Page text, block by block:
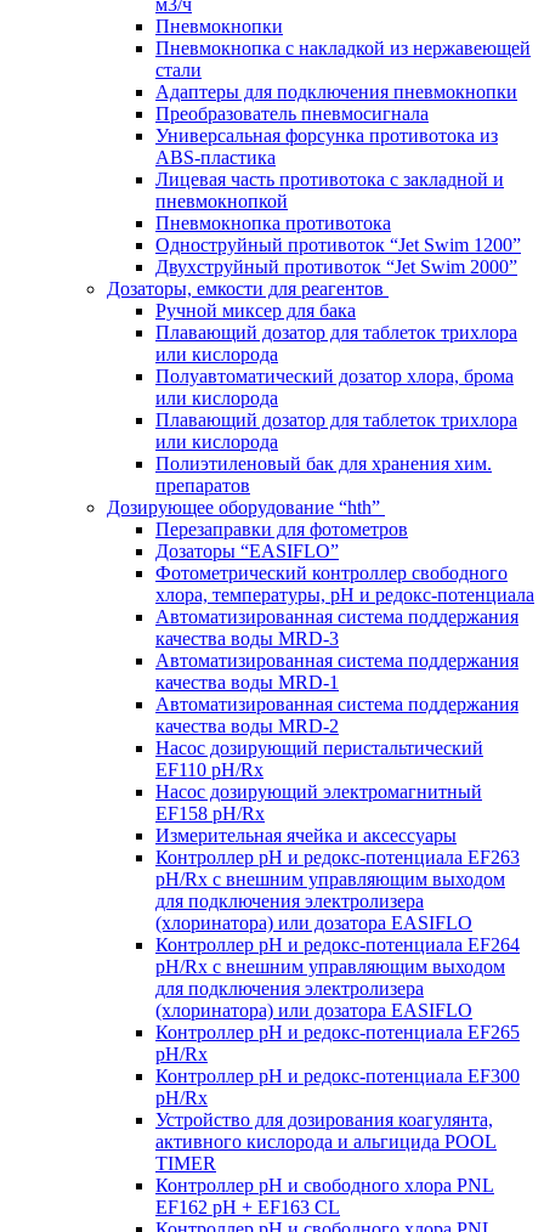
Пневмокнопки
Пневмокнопка с накладкой из нержавеющей
стали
Адаптеры для подключения пневмокнопки
Преобразователь пневмосигнала
Универсальная форсунка противотока из
ABS-пластика
Лицевая часть противотока с закладной и
пневмокнопкой
Пневмокнопка противотока
Одноструйный противоток “Jet Swim 1200”
Двухструйный противоток “Jet Swim 2000”
Дозаторы, емкости для реагентов
Ручной миксер для бака
Плавающий дозатор для таблеток трихлора
или кислорода
Полуавтоматический дозатор хлора, брома
или кислорода
Плавающий дозатор для таблеток трихлора
или кислорода
Полиэтиленовый бак для хранения хим.
препаратов
Дозирующее оборудование “hth”
Перезаправки для фотометров
Дозаторы “EASIFLO”
Фотометрический контроллер свободного
хлора, температуры, рН и редокс-потенциала
Автоматизированная система поддержания
качества воды MRD-3
Автоматизированная система поддержания
качества воды MRD-1
Автоматизированная система поддержания
качества воды MRD-2
Насос дозирующий перистальтический
EF110 pH/Rx
Насос дозирующий электромагнитный
EF158 pH/Rx
Измерительная ячейка и аксессуары
Контроллер рН и редокс-потенциала EF263
pH/Rx с внешним управляющим выходом
для подключения электролизера
(хлоринатора) или дозатора EASIFLO
Контроллер рН и редокс-потенциала EF264
pH/Rx с внешним управляющим выходом
для подключения электролизера
(хлоринатора) или дозатора EASIFLO
Контроллер рН и редокс-потенциала EF265
pH/Rx
Контроллер рН и редокс-потенциала EF300
pH/Rx
Устройство для дозирования коагулянта,
активного кислорода и альгицида POOL
TIMER
Контроллер рН и свободного хлора PNL
EF162 pH + EF163 CL